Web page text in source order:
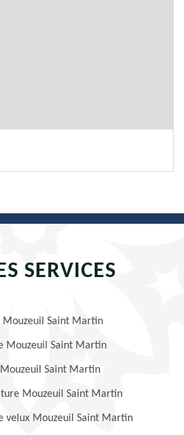
SERVICES
Saint Martin
Mouzeuil Saint Martin
Saint Martin
Mouzeuil Saint Martin
velux Mouzeuil Saint Martin